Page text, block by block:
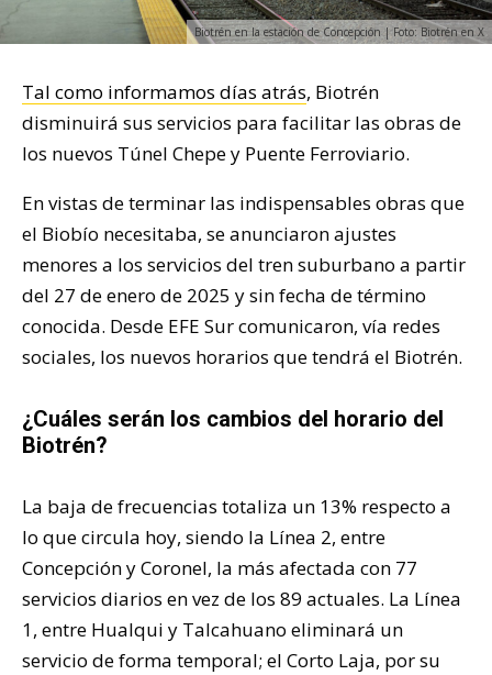
Biotrén en la estación de Concepción | Foto: Biotrén en X
Tal como informamos días atrás, Biotrén
disminuirá sus servicios para facilitar las obras de
los nuevos Túnel Chepe y Puente Ferroviario.
En vistas de terminar las indispensables obras que
el Biobío necesitaba, se anunciaron ajustes
menores a los servicios del tren suburbano a partir
del 27 de enero de 2025 y sin fecha de término
conocida. Desde EFE Sur comunicaron, vía redes
sociales, los nuevos horarios que tendrá el Biotrén.
¿Cuáles serán los cambios del horario del
Biotrén?
La baja de frecuencias totaliza un 13% respecto a
lo que circula hoy, siendo la Línea 2, entre
Concepción y Coronel, la más afectada con 77
servicios diarios en vez de los 89 actuales. La Línea
1, entre Hualqui y Talcahuano eliminará un
servicio de forma temporal; el Corto Laja, por su